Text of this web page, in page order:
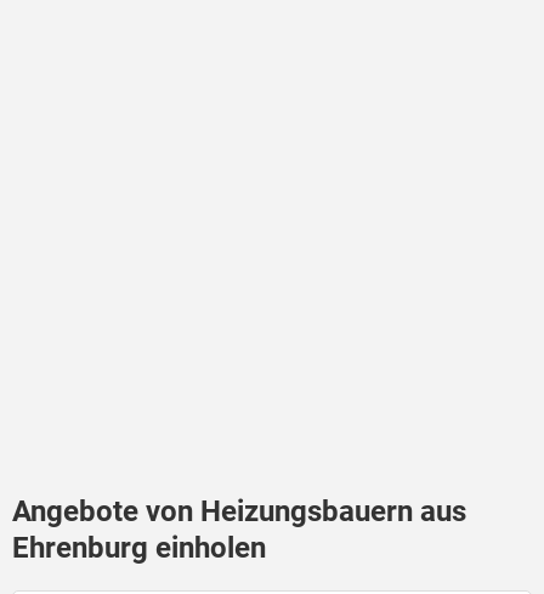
Angebote von Heizungsbauern aus
Ehrenburg einholen